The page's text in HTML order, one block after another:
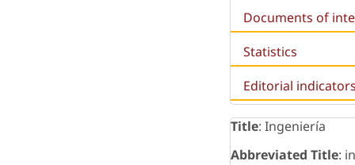
Documents of
Statistics
Editorial
Title: Ingeniería
Abbreviated Title: